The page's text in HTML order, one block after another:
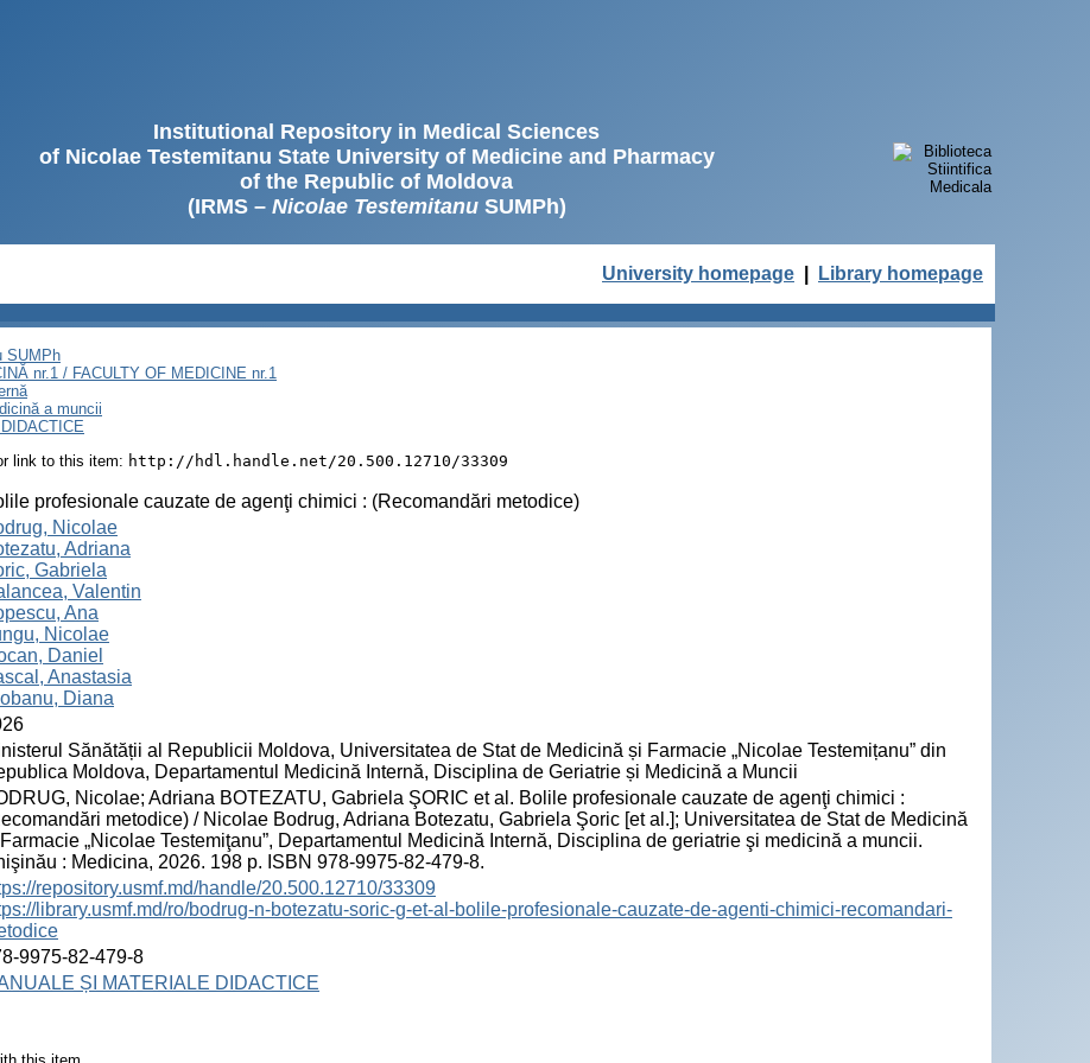
Institutional Repository in Medical Sciences
of Nicolae Testemitanu State University of Medicine and Pharmacy
of the Republic of Moldova
(IRMS – Nicolae TestemitanuSUMPh)
University homepage Library homepage
SUMPh
nr.1 / FACULTY OF MEDICINE nr.1
a muncii
link to this item: http://hdl.handle.net/20.500.12710/33309
profesionale cauzate de agenţi chimici : (Recomandări metodice)
Nicolae
Adriana
Gabriela
Valentin
Ana
Nicolae
Daniel
Anastasia
Diana
Sănătății al Republicii Moldova, Universitatea de Stat de Medicină și Farmacie „Nicolae Testemițanu” din
Moldova, Departamentul Medicină Internă, Disciplina de Geriatrie și Medicină a Muncii
Nicolae; Adriana BOTEZATU, Gabriela ŞORIC et al. Bolile profesionale cauzate de agenţi chimici :
metodice) / Nicolae Bodrug, Adriana Botezatu, Gabriela Şoric [et al.]; Universitatea de Stat de Medicină
„Nicolae Testemiţanu”, Departamentul Medicină Internă, Disciplina de geriatrie şi medicină a muncii.
: Medicina, 2026. 198 p. ISBN 978-9975-82-479-8.
repository.usmf.md/handle/20.500.12710/33309
library.usmf.md/ro/bodrug-n-botezatu-soric-g-et-al-bolile-profesionale-cauzate-de-agenti-chimici-recomandari-
9975-82-479-8
ȘI MATERIALE DIDACTICE